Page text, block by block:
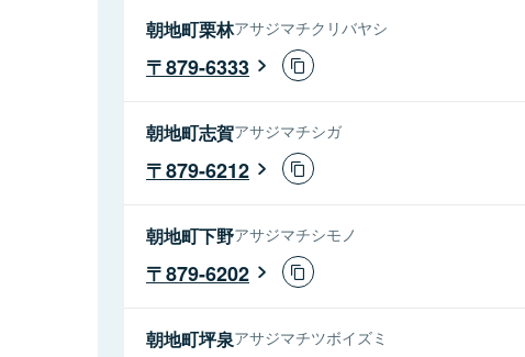
朝地町栗林アサジマチクリバヤシ
879-6333
朝地町志賀アサジマチシガ
879-6212
朝地町下野アサジマチシモノ
879-6202
朝地町坪泉アサジマチツボイズミ